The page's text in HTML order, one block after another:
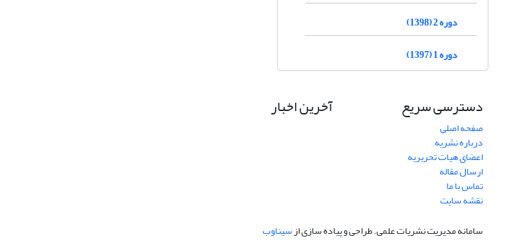
دوره 2 (1398)
دوره 1 (1397)
دسترسی سریع
صفحه اصلی
درباره نشریه
اعضای هیات تحریریه
ارسال مقاله
تماس با ما
نقشه سایت
آخرین اخبار
سامانه مدیریت نشریات علمی.طراحی و پیاده سازی ازسیناوب